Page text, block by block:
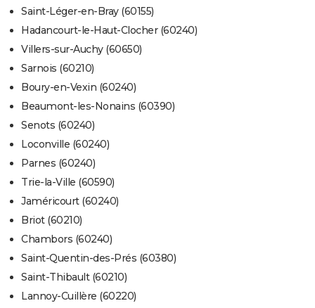
Saint-Léger-en-Bray (60155)
Hadancourt-le-Haut-Clocher (60240)
Villers-sur-Auchy (60650)
Sarnois (60210)
Boury-en-Vexin (60240)
Beaumont-les-Nonains (60390)
Senots (60240)
Loconville (60240)
Parnes (60240)
Trie-la-Ville (60590)
Jaméricourt (60240)
Briot (60210)
Chambors (60240)
Saint-Quentin-des-Prés (60380)
Saint-Thibault (60210)
Lannoy-Cuillère (60220)